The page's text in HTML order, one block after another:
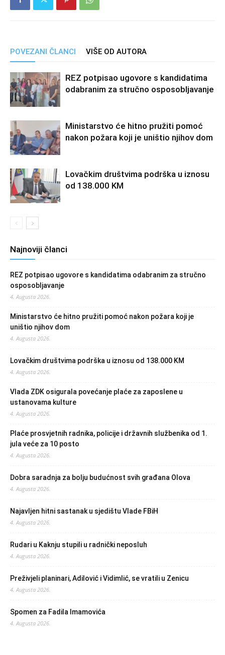
POVEZANI ČLANCI VIŠE OD AUTORA
REZ potpisao ugovore s kandidatima
odabranim za stručno osposobljavanje
Ministarstvo će hitno pružiti pomoć
nakon požara koji je uništio njihov dom
Lovačkim društvima podrška u iznosu
od 138.000 KM
Najnoviji članci
REZ potpisao ugovore s kandidatima odabranim za stručno
osposobljavanje
4. Augusta 2026.
Ministarstvo će hitno pružiti pomoć nakon požara koji je
uništio njihov dom
4. Augusta 2026.
Lovačkim društvima podrška u iznosu od 138.000 KM
4. Augusta 2026.
Vlada ZDK osigurala povećanje plaće za zaposlene u
ustanovama kulture
4. Augusta 2026.
Plaće prosvjetnih radnika, policije i državnih službenika od 1.
jula veće za 10 posto
4. Augusta 2026.
Dobra saradnja za bolju budućnost svih građana Olova
4. Augusta 2026.
Najavljen hitni sastanak u sjedištu Vlade FBiH
4. Augusta 2026.
Rudari u Kaknju stupili u radnički neposluh
4. Augusta 2026.
Preživjeli planinari, Adilović i Vidimlić, se vratili u Zenicu
4. Augusta 2026.
Spomen za Fadila Imamovića
4. Augusta 2026.